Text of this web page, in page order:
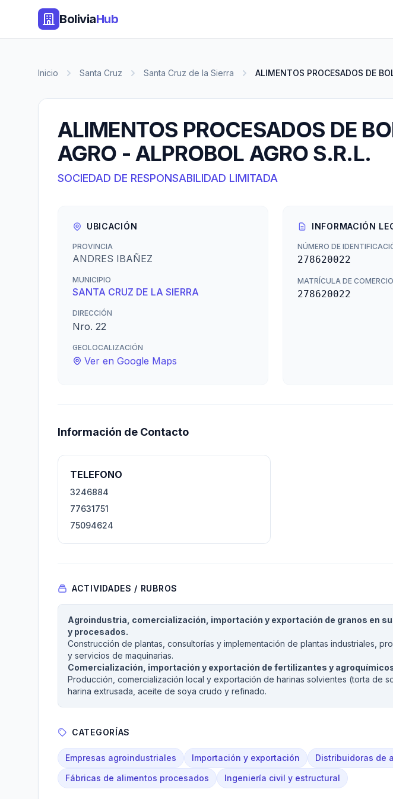
BoliviaHub
Inicio Santa Cruz Santa Cruz de la Sierra ALIMENTOS PROCESADOS DE
ALIMENTOS PROCESADOS DE
AGRO - ALPROBOL AGRO S.R.L.
SOCIEDAD DE RESPONSABILIDAD LIMITADA
UBICACIÓN
PROVINCIA
ANDRES IBAÑEZ
MUNICIPIO
SANTA CRUZ DE LA SIERRA
DIRECCIÓN
Nro. 22
GEOLOCALIZACIÓN
Ver en Google Maps
INFORMACIÓN
NÚMERO DE
278620022
MATRÍCULA DE COMERCIO
278620022
Información de Contacto
TELEFONO
3246884
77631751
75094624
ACTIVIDADES / RUBROS
Agroindustria, comercialización, importación y exportación de granos en
y procesados.
Construcción de plantas, consultorías y implementación de plantas industriales,
y servicios de maquinarias.
Comercialización, importación y exportación de fertilizantes y
Producción, comercialización local y exportación de harinas solvientes (torta de
harina extrusada, aceite de soya crudo y refinado.
CATEGORÍAS
Empresas agroindustriales Importación y exportación
Distribuidoras de
Fábricas de alimentos procesados
Ingeniería civil y estructural